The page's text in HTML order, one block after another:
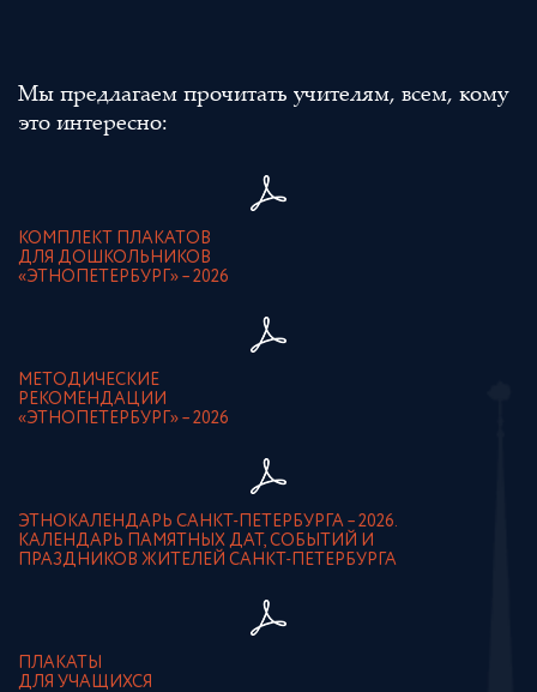
Мы предлагаем прочитать учителям, всем, кому
это интересно:
КОМПЛЕКТ ПЛАКАТОВ
ДЛЯ ДОШКОЛЬНИКОВ
«ЭТНОПЕТЕРБУРГ» – 2026
МЕТОДИЧЕСКИЕ
РЕКОМЕНДАЦИИ
«ЭТНОПЕТЕРБУРГ» – 2026
ЭТНОКАЛЕНДАРЬ САНКТ-ПЕТЕРБУРГА – 2026.
КАЛЕНДАРЬ ПАМЯТНЫХ ДАТ, СОБЫТИЙ И
ПРАЗДНИКОВ ЖИТЕЛЕЙ САНКТ-ПЕТЕРБУРГА
ПЛАКАТЫ
ДЛЯ УЧАЩИХСЯ